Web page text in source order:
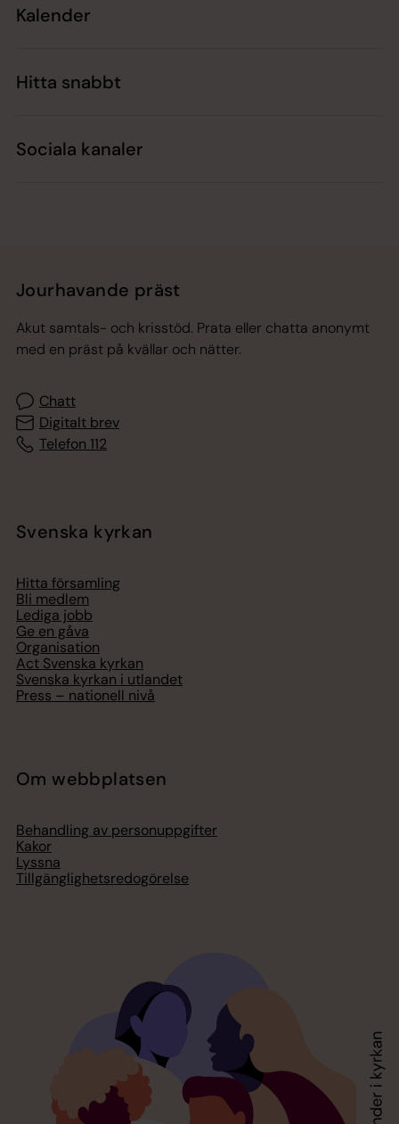
Kalender
Hitta snabbt
Sociala kanaler
Jourhavande präst
Akut samtals- och krisstöd. Prata eller chatta anonymt
med en präst på kvällar och nätter.
Chatt
Digitalt brev
Telefon 112
Svenska kyrkan
Hitta församling
Bli medlem
Lediga jobb
Ge en gåva
Organisation
Act Svenska kyrkan
Svenska kyrkan i utlandet
Press – nationell nivå
Om webbplatsen
Behandling av personuppgifter
Kakor
Lyssna
Tillgänglighetsredogörelse